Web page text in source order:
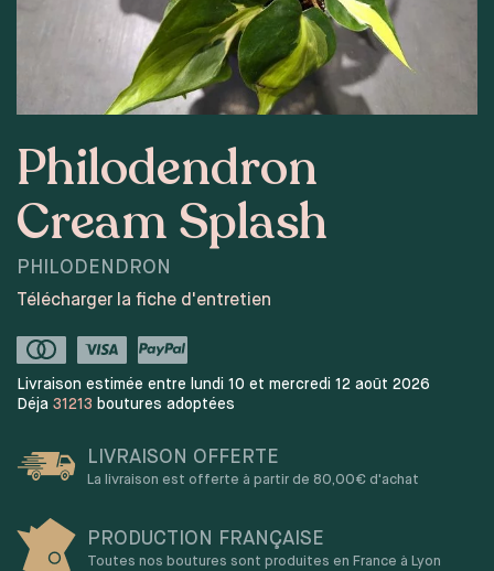
Philodendron
Cream Splash
PHILODENDRON
Télécharger la fiche d'entretien
Livraison estimée entre lundi 10 et mercredi 12 août 2026
Déja 31213 boutures adoptées
LIVRAISON OFFERTE
La livraison est offerte à partir de 80,00€ d'achat
PRODUCTION FRANÇAISE
Toutes nos boutures sont produites en France à Lyon